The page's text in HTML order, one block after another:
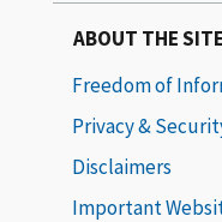
ABOUT THE SITE
Freedom of
Privacy &
Disclaimers
Important